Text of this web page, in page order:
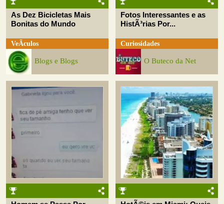
As Dez Bicicletas Mais
Bonitas do Mundo
VeÃ­culos
Blogs e Blogs
Fotos Interessantes e as
HistÃ³rias Por...
Curiosidades
O Buteco da Net